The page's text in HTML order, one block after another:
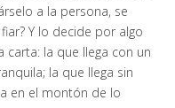
a la persona, se
Y lo decide por algo
carta: la que llega con un
la que llega sin
en el montón de lo